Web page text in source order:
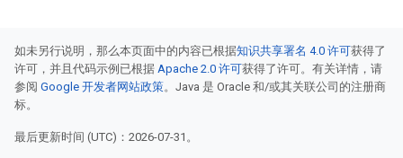
如未另行说明，那么本页面中的内容已根据知识共享署名 4.0 许可获得了
许可，并且代码示例已根据 Apache 2.0 许可获得了许可。有关详情，请
参阅 Google 开发者网站政策。Java 是 Oracle 和/或其关联公司的注册商
标。
最后更新时间 (UTC)：2026-07-31。